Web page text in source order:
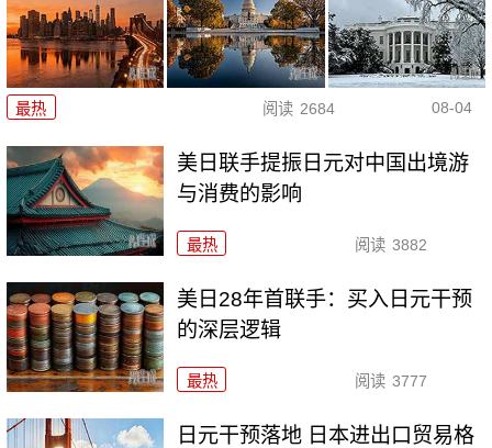
最热 阅读 2684 08-04
美日联手提振日元对中国出境游
与消费的影响
最热 阅读 3882
美日28年首联手：买入日元干预
的深层逻辑
最热 阅读 3777
日元干预落地 日本进出口贸易格